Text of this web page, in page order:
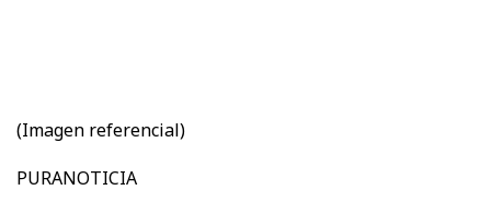
(Imagen referencial)
PURANOTICIA